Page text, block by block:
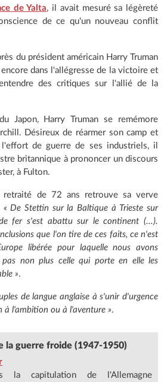
de Yalta, il avait mesuré sa légèreté
de ce qu'un nouveau conflit
du président américain Harry Truman
dans l'allégresse de la victoire et
des critiques sur l'allié de la
Japon, Harry Truman se remémore
Désireux de réarmer son camp et
de guerre de ses industriels, il
britannique à prononcer un discours
à Fulton.
retraité de 72 ans retrouve sa verve
« De Stettin sur la Baltique à Trieste sur
fer s'est abattu sur le continent (...).
que l'on tire de ces faits, ce n'est
libérée pour laquelle nous avons
non plus celle qui porte en elle les
».
de langue anglaise à s'unir d'urgence
l'ambition ou à l'aventure ».
la guerre froide (1947-1950)
la capitulation de l'Allemagne